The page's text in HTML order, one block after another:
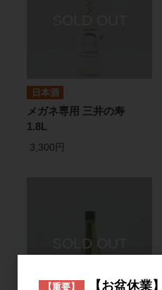
日本酒
メガネ専用 三井の寿
1.8L
3,300円
【重要】
【お盆休業